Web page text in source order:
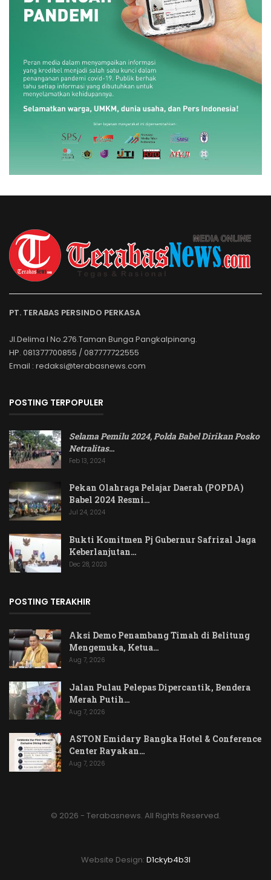
PT. TERABAS PERSINDO PERKASA
Jl.Delima I No.276.Taman Bunga Pangkalpinang.
HP. 081377700855 / 087777722555
Email : redaksi@terabasnews.com
POSTING TERPOPULER
Selama Pemilu 2024, Polda Babel Dirikan Posko
Netralitas…
Feb 13, 2024
Pekan Olahraga Pelajar Daerah (POPDA)
Babel 2024 Resmi…
Jul 24, 2024
Bukti Komitmen Pj Gubernur Safrizal Jaga
Keberlanjutan…
Dec 28, 2023
POSTING TERAKHIR
Aksi Demo Penambang Timah di Belitung
Mengemuka, Ketua…
Aug 7, 2026
Jalan Pulau Pelepas Dipercantik, Bendera
Merah Putih…
Aug 7, 2026
ASTON Emidary Bangka Hotel & Conference
Center Rayakan…
Aug 7, 2026
© 2026 - Terabasnews. All Rights Reserved.
Website Design: D1ckyb4b3l